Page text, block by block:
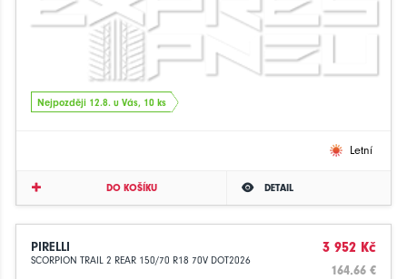
Nejpozději 12.8. u Vás, 10 ks
Letní
DO KOŠÍKU DETAIL
PIRELLI
SCORPION TRAIL 2 REAR 150/70 R18 70V DOT2026
3 952 Kč
164.66 €